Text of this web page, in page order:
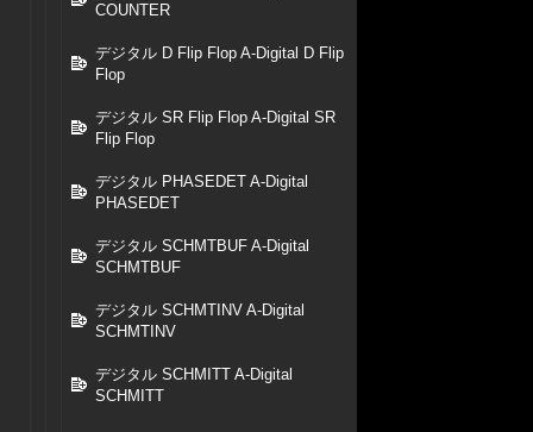
COUNTER
デジタル D Flip Flop A-Digital D Flip
Flop
デジタル SR Flip Flop A-Digital SR
Flip Flop
デジタル PHASEDET A-Digital
PHASEDET
デジタル SCHMTBUF A-Digital
SCHMTBUF
デジタル SCHMTINV A-Digital
SCHMTINV
デジタル SCHMITT A-Digital
SCHMITT